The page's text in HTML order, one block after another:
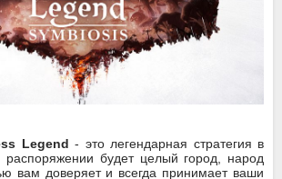
Legend - это легендарная стратегия в
будет целый город, народ
вам доверяет и всегда принимает ваши